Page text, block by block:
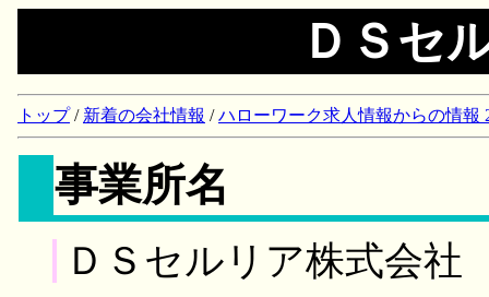
ＤＳセ
トップ/ 新着の会社情報 /ハローワーク求人情報からの情報
事業所名
ＤＳセルリア株式会社